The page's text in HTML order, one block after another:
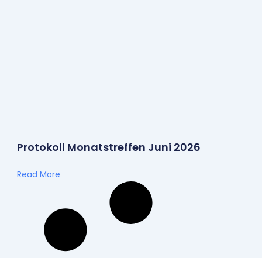
Protokoll Monatstreffen Juni 2026
Read More